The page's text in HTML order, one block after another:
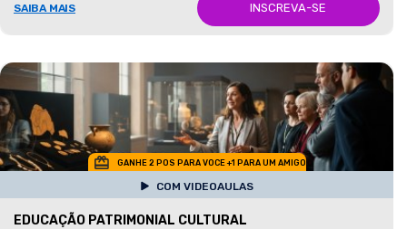
SAIBA MAIS INSCREVA-SE
GANHE 2 POS PARA VOCE +1 PARA UM AMIGO
COM VIDEOAULAS
EDUCAÇÃO PATRIMONIAL CULTURAL